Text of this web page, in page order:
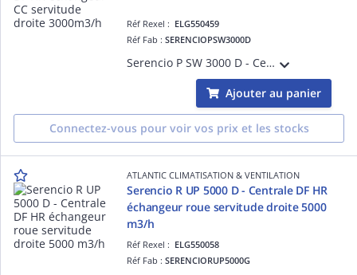
Réf Rexel : ELG550459
Réf Fab :SERENCIOPSW3000D
Serencio P SW 3000 D - Centrale DF HR échangeur CC servitude droite 3000m3/h, 4 flux horizontaux, panneau laine de roche 50mm, NF EN 1886 D2-L2-T3-TB2, bypass pro, moteur EC, Modbus RTU en std, soufflage iso ePM1 60%, reprise iso ePM1 50%
Ajouter au panier
Connectez-vous pour voir vos prix et les stocks
ATLANTIC CLIMATISATION & VENTILATION
Serencio R UP 5000 D - Centrale DF HR
échangeur roue servitude droite 5000
m3/h
Réf Rexel : ELG550058
Réf Fab :SERENCIORUP5000G